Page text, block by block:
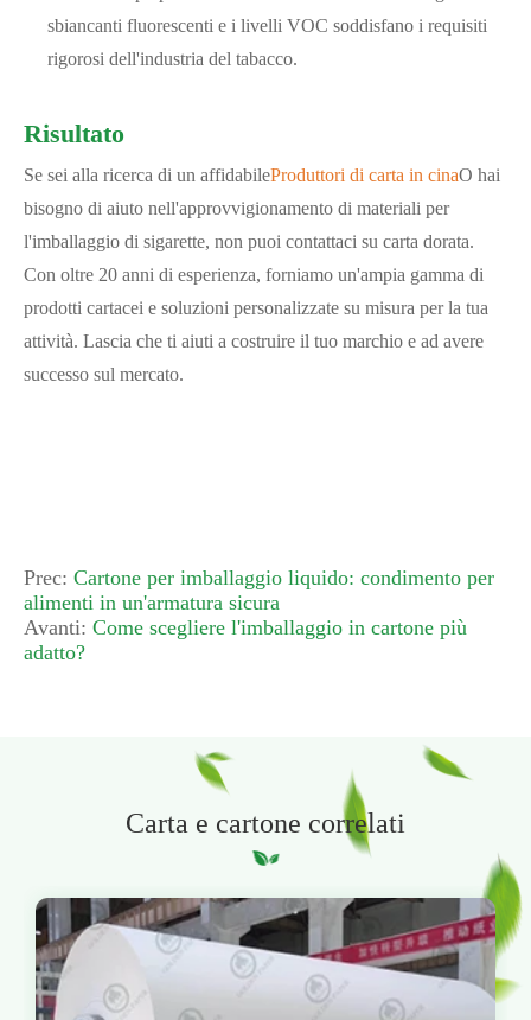
sbiancanti fluorescenti e i livelli VOC soddisfano i requisiti
rigorosi dell'industria del tabacco.
Risultato
Se sei alla ricerca di un affidabileProduttori di carta in cinaO hai
bisogno di aiuto nell'approvvigionamento di materiali per
l'imballaggio di sigarette, non puoi contattaci su carta dorata.
Con oltre 20 anni di esperienza, forniamo un'ampia gamma di
prodotti cartacei e soluzioni personalizzate su misura per la tua
attività. Lascia che ti aiuti a costruire il tuo marchio e ad avere
successo sul mercato.
Prec: Cartone per imballaggio liquido: condimento per
alimenti in un'armatura sicura
Avanti: Come scegliere l'imballaggio in cartone più
adatto?
Carta e cartone correlati